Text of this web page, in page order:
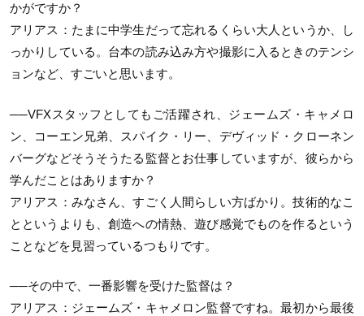
かがですか？
アリアス：たまに中学生だって忘れるくらい大人というか、し
っかりしている。台本の読み込み方や撮影に入るときのテンシ
ョンなど、すごいと思います。
──VFXスタッフとしてもご活躍され、ジェームズ・キャメロ
ン、コーエン兄弟、スパイク・リー、デヴィッド・クローネン
バーグなどそうそうたる監督とお仕事していますが、彼らから
学んだことはありますか？
アリアス：みなさん、すごく人間らしい方ばかり。技術的なこ
とというよりも、創造への情熱、遊び感覚でものを作るという
ことなどを見習っているつもりです。
──その中で、一番影響を受けた監督は？
アリアス：ジェームズ・キャメロン監督ですね。最初から最後